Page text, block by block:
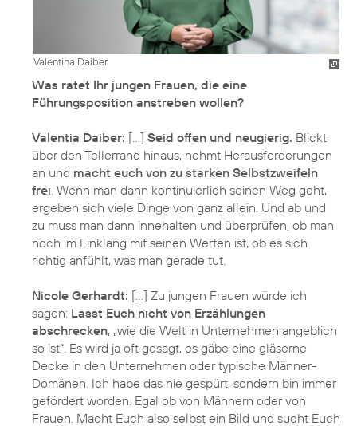
Valentina Daiber
Was ratet Ihr jungen Frauen, die eine
Führungsposition anstreben wollen?
Valentia Daiber: […] Seid offen und neugierig. Blickt
über den Tellerrand hinaus, nehmt Herausforderungen
an und macht euch von zu starken Selbstzweifeln
frei . Wenn man dann kontinuierlich seinen Weg geht,
ergeben sich viele Dinge von ganz allein. Und ab und
zu muss man dann innehalten und überprüfen, ob man
noch im Einklang mit seinen Werten ist, ob es sich
richtig anfühlt, was man gerade tut.
Nicole Gerhardt: […] Zu jungen Frauen würde ich
sagen: Lasst Euch nicht von Erzählungen
abschrecken, „wie die Welt in Unternehmen angeblich
so ist“. Es wird ja oft gesagt, es gäbe eine gläserne
Decke in den Unternehmen oder typische Männer-
Domänen. Ich habe das nie gespürt, sondern bin immer
gefördert worden. Egal ob von Männern oder von
Frauen. Macht Euch also selbst ein Bild und sucht Euch